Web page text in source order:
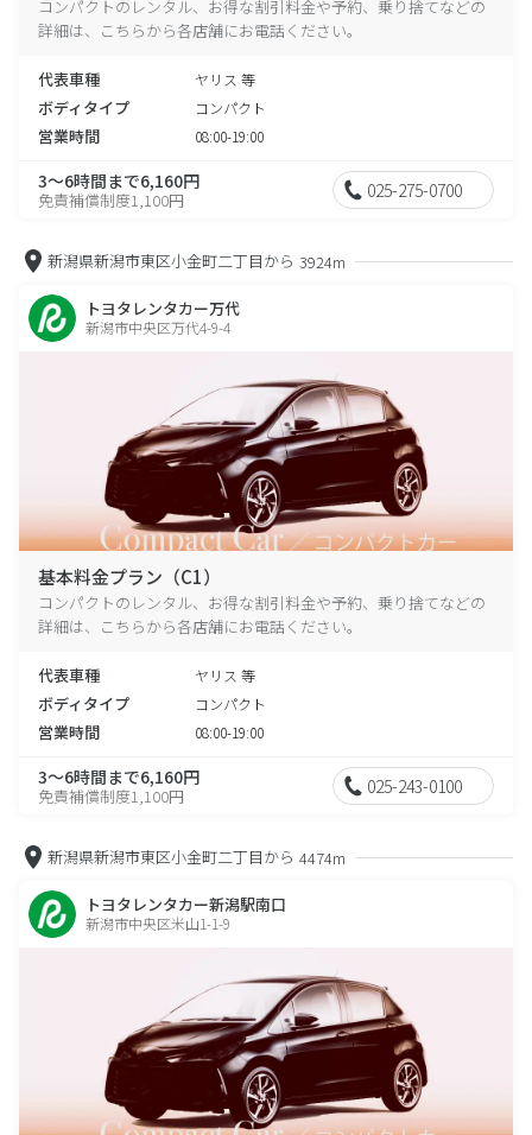
コンパクトのレンタル、お得な割引料金や予約、乗り捨てなどの
詳細は、こちらから各店舗にお電話ください。
代表車種 ヤリス 等
ボディタイプ コンパクト
営業時間 08:00-19:00
3～6時間まで6,160円
免責補償制度1,100円 025-275-0700
新潟県新潟市東区小金町二丁目から 3924m
トヨタレンタカー万代
新潟市中央区万代4-9-4
基本料金プラン（C1）
コンパクトのレンタル、お得な割引料金や予約、乗り捨てなどの
詳細は、こちらから各店舗にお電話ください。
代表車種 ヤリス 等
ボディタイプ コンパクト
営業時間 08:00-19:00
3～6時間まで6,160円
免責補償制度1,100円 025-243-0100
新潟県新潟市東区小金町二丁目から 4474m
トヨタレンタカー新潟駅南口
新潟市中央区米山1-1-9